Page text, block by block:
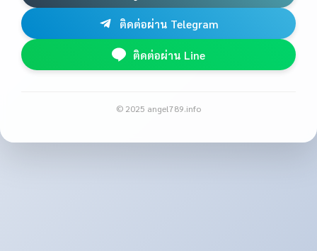
ติดต่อผ่าน Telegram
ติดต่อผ่าน Line
© 2025 angel789.info